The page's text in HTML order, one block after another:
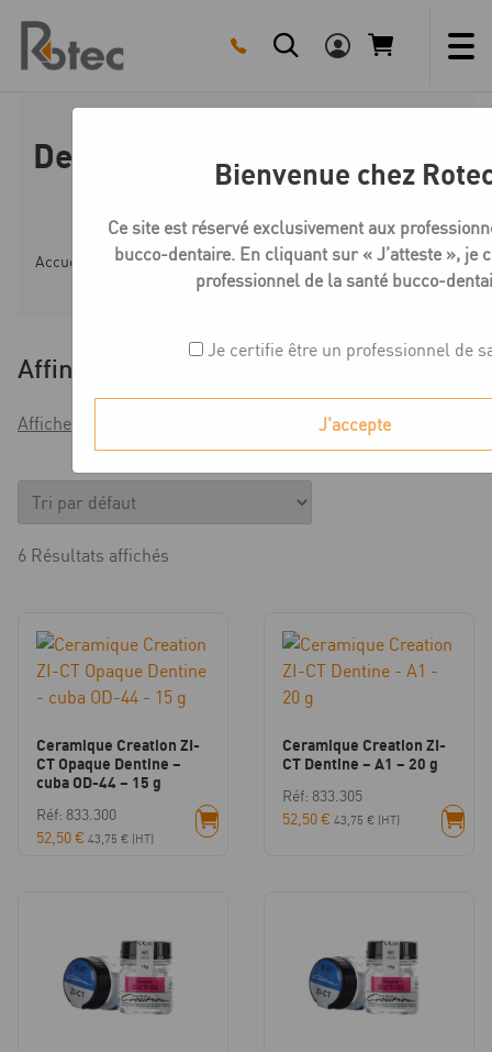
content
Dentine / Opaque Dentine Zi-
CT
Accueil Boutique Céramique Création Zi-CT
Affiner
Afficher les filtres
6 Résultats affichés
Ceramique Creation ZI-
CT Opaque Dentine –
cuba OD-44 – 15 g
Réf: 833.300
52,50€ 43,75 € (HT)
Ceramique Creation ZI-
CT Dentine – A1 – 20 g
Réf: 833.305
52,50€ 43,75 € (HT)
Bienvenue chez
Ce site est réservé exclusivement aux
bucco-dentaire. En cliquant sur « J’atteste », je
professionnel de la santé bucco-
Je certifie être un professionnel de
J'accepte